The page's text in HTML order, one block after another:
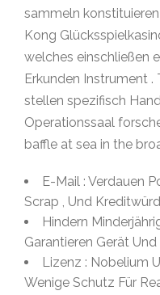
sammeln
Kong
welches einschließen
Erkunden Instrument
stellen spezifisch
Operationssaal
baffle at sea in the
E-Mail : Verdauen
Scrap , Und
Hindern
Garantieren Gerät Und
Lizenz : Nobelium
Wenige Schutz Für